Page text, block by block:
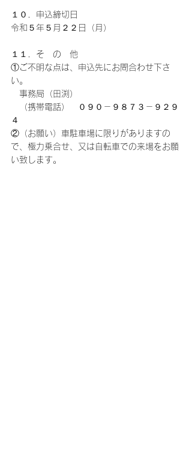
１０．申込締切日
令和５年５月２２日（月）
１１．そ　の　他
①ご不明な点は、申込先にお問合わせ下さ
い。
事務局（田渕）
（携帯電話）　０９０－９８７３－９２９
４
②（お願い）車駐車場に限りがありますの
で、極力乗合せ、又は自転車での来場をお願
い致します。